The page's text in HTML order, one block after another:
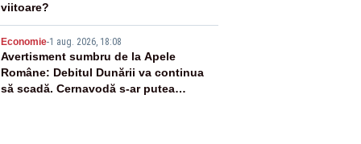
viitoare?
Economie-1 aug. 2026, 18:08
Avertisment sumbru de la Apele
Române: Debitul Dunării va continua
să scadă. Cernavodă s-ar putea